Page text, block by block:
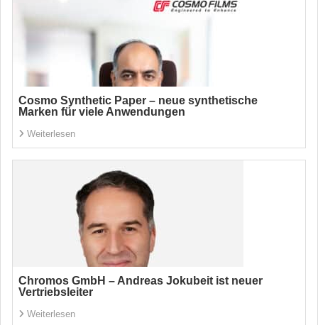
Cosmo Synthetic Paper – neue synthetische
Marken für viele Anwendungen
Weiterlesen
Chromos GmbH – Andreas Jokubeit ist neuer
Vertriebsleiter
Weiterlesen